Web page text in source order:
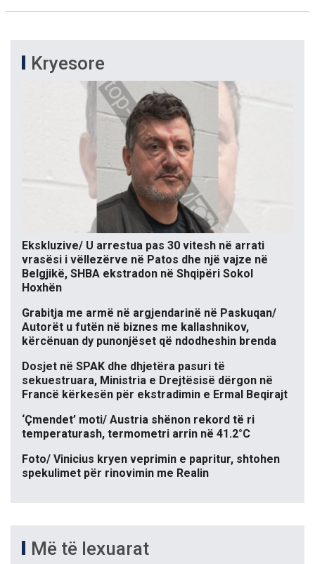
Kryesore
Ekskluzive/ U arrestua pas 30 vitesh në arrati
vrasësi i vëllezërve në Patos dhe një vajze në
Belgjikë, SHBA ekstradon në Shqipëri Sokol
Hoxhën
Grabitja me armë në argjendarinë në Paskuqan/
Autorët u futën në biznes me kallashnikov,
kërcënuan dy punonjëset që ndodheshin brenda
Dosjet në SPAK dhe dhjetëra pasuri të
sekuestruara, Ministria e Drejtësisë dërgon në
Francë kërkesën për ekstradimin e Ermal Beqirajt
‘Çmendet’ moti/ Austria shënon rekord të ri
temperaturash, termometri arrin në 41.2°C
Foto/ Vinicius kryen veprimin e papritur, shtohen
spekulimet për rinovimin me Realin
Më të lexuarat